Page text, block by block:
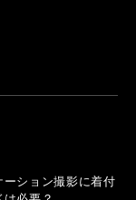
ーション撮影に着付